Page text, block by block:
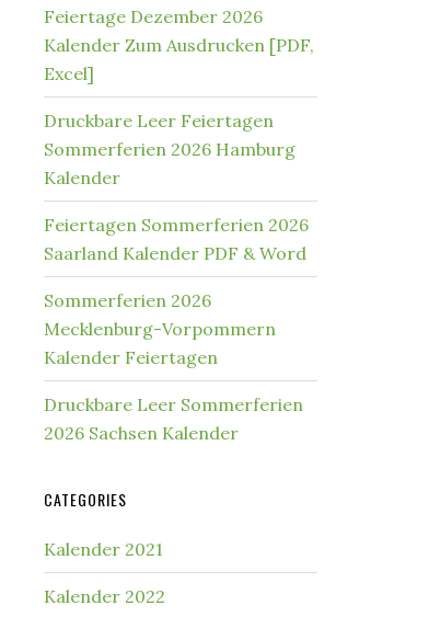
Feiertage Dezember 2026
Kalender Zum Ausdrucken [PDF,
Excel]
Druckbare Leer Feiertagen
Sommerferien 2026 Hamburg
Kalender
Feiertagen Sommerferien 2026
Saarland Kalender PDF & Word
Sommerferien 2026
Mecklenburg-Vorpommern
Kalender Feiertagen
Druckbare Leer Sommerferien
2026 Sachsen Kalender
CATEGORIES
Kalender 2021
Kalender 2022